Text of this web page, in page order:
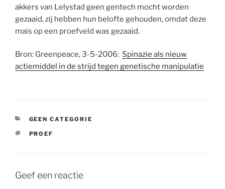
akkers van Lelystad geen gentech mocht worden
gezaaid, zij hebben hun belofte gehouden, omdat deze
mais op een proefveld was gezaaid.
Bron: Greenpeace, 3-5-2006: Spinazie als nieuw
actiemiddel in de strijd tegen genetische manipulatie
CATEGORIEËN
GEEN CATEGORIE
TAGS
PROEF
Geef een reactie